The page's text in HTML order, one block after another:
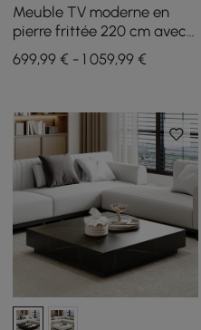
Meuble TV moderne en
pierre frittée 220 cm avec
4 tiroirs
699,99 € - 1 059,99 €